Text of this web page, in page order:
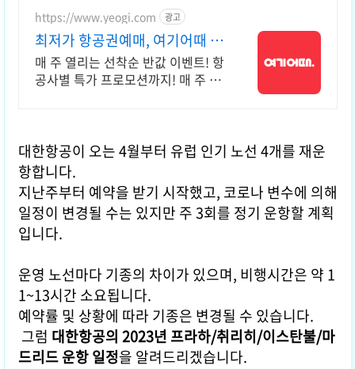
https://www.yeogi.com 광고
최저가 항공권예매, 여기어때 매
주 선착순 항공권 반값!
매 주 열리는 선착순 반값 이벤트! 항
공사별 특가 프로모션까지! 매 주 쏟
대한항공이 오는 4월부터 유럽 인기 노선 4개를 재운
항합니다.
지난주부터 예약을 받기 시작했고, 코로나 변수에 의해
일정이 변경될 수는 있지만 주 3회를 정기 운항할 계획
입니다.
운영 노선마다 기종의 차이가 있으며, 비행시간은 약 1
1~13시간 소요됩니다.
예약률 및 상황에 따라 기종은 변경될 수 있습니다.
그럼 대한항공의 2023년 프라하/취리히/이스탄불/마
드리드 운항 일정을 알려드리겠습니다.